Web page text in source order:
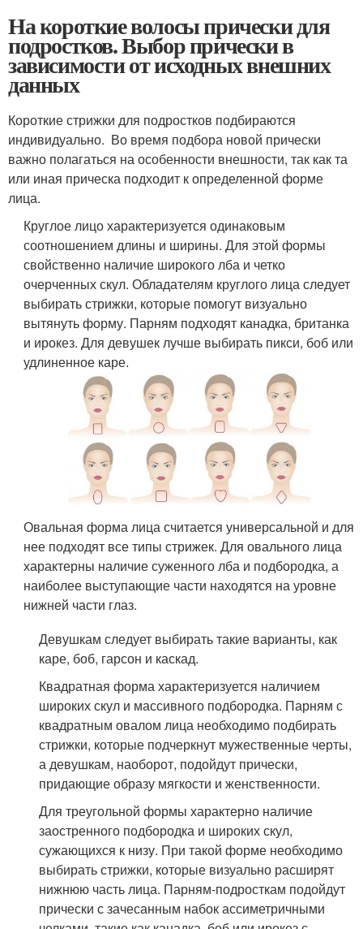
На короткие волосы прически для
подростков. Выбор прически в
зависимости от исходных внешних
данных
Короткие стрижки для подростков подбираются
индивидуально. Во время подбора новой прически
важно полагаться на особенности внешности, так как та
или иная прическа подходит к определенной форме
лица.
Круглое лицо характеризуется одинаковым
соотношением длины и ширины. Для этой формы
свойственно наличие широкого лба и четко
очерченных скул. Обладателям круглого лица следует
выбирать стрижки, которые помогут визуально
вытянуть форму. Парням подходят канадка, британка
и ирокез. Для девушек лучше выбирать пикси, боб или
удлиненное каре.
Овальная форма лица считается универсальной и для
нее подходят все типы стрижек. Для овального лица
характерны наличие суженного лба и подбородка, а
наиболее выступающие части находятся на уровне
нижней части глаз.
Девушкам следует выбирать такие варианты, как
каре, боб, гарсон и каскад.
Квадратная форма характеризуется наличием
широких скул и массивного подбородка. Парням с
квадратным овалом лица необходимо подбирать
стрижки, которые подчеркнут мужественные черты,
а девушкам, наоборот, подойдут прически,
придающие образу мягкости и женственности.
Для треугольной формы характерно наличие
заостренного подбородка и широких скул,
сужающихся к низу. При такой форме необходимо
выбирать стрижки, которые визуально расширят
нижнюю часть лица. Парням-подросткам подойдут
прически с зачесанным набок ассиметричными